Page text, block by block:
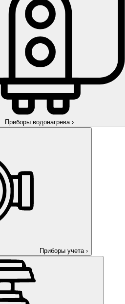
Приборы водонагрева ›
Приборы учета ›